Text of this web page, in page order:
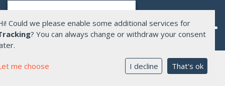
Home
Could we please enable some additional services for
? You can always change or withdraw your consent
me choose I decline That's ok